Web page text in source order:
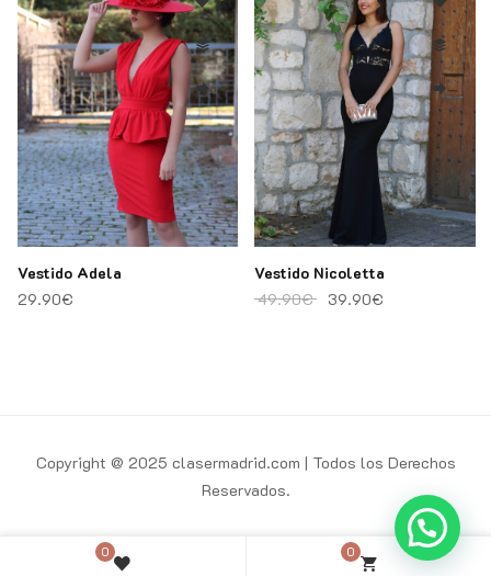
0 0
44.90€.
es: 35.90€.
Vestido Adela
29.90€
Vestido Nicoletta
49.90€ El precio original era:
39.90€
Copyright @ 2025 clasermadrid.com | Todos los Derechos
Reservados.